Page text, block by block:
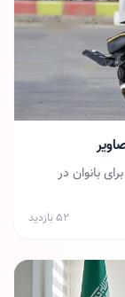
بانوان در
۵۲ بازدید